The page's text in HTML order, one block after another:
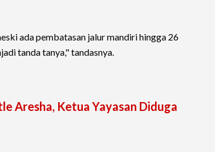
ada pembatasan jalur mandiri hingga 26
tanda tanya," tandasnya.
Aresha, Ketua Yayasan Diduga